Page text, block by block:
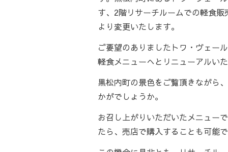
す、2階リサーチルームでの軽食
より変更いたします。
ご要望のありましたトワ・ヴェー
軽食メニューへとリニューアルい
黒松内町の景色をご覧頂きながら
かがでしょうか。
お召し上がりいただいたメニュー
たら、売店で購入することも可能